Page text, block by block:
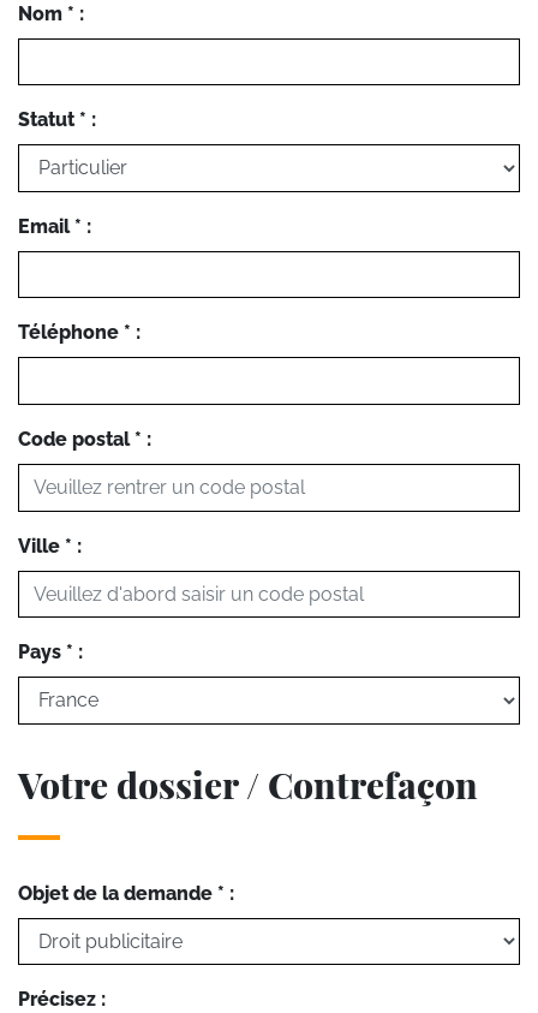
Nom * :
Statut * :
Email * :
Téléphone * :
Code postal * :
Ville * :
Pays * :
Votre dossier / Contrefaçon
Objet de la demande * :
Précisez :